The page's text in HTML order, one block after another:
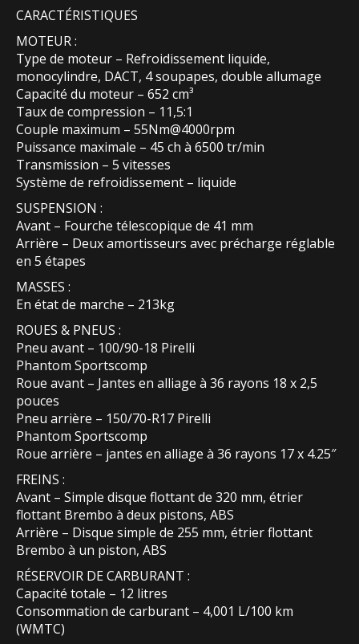
CARACTÉRISTIQUES
MOTEUR :
Type de moteur – Refroidissement liquide,
monocylindre, DACT, 4 soupapes, double allumage
Capacité du moteur – 652 cm³
Taux de compression – 11,5:1
Couple maximum – 55Nm@4000rpm
Puissance maximale – 45 ch à 6500 tr/min
Transmission – 5 vitesses
Système de refroidissement – liquide
SUSPENSION :
Avant – Fourche télescopique de 41 mm
Arrière – Deux amortisseurs avec précharge réglable
en 5 étapes
MASSES :
En état de marche – 213kg
ROUES & PNEUS :
Pneu avant – 100/90-18 Pirelli
Phantom Sportscomp
Roue avant – Jantes en alliage à 36 rayons 18 x 2,5
pouces
Pneu arrière – 150/70-R17 Pirelli
Phantom Sportscomp
Roue arrière – jantes en alliage à 36 rayons 17 x 4.25″
FREINS :
Avant – Simple disque flottant de 320 mm, étrier
flottant Brembo à deux pistons, ABS
Arrière – Disque simple de 255 mm, étrier flottant
Brembo à un piston, ABS
RÉSERVOIR DE CARBURANT :
Capacité totale – 12 litres
Consommation de carburant – 4,001 L/100 km
(WMTC)